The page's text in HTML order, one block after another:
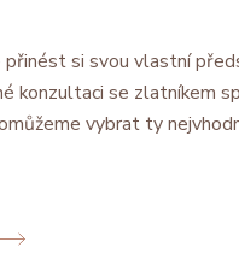
si svou vlastní
konzultaci se zlatníkem
vybrat ty